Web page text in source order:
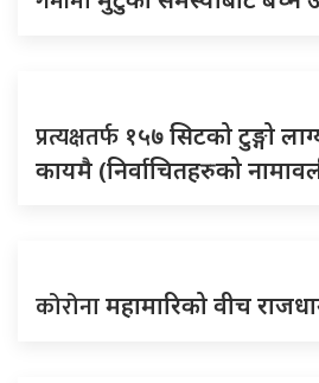
प्रत्यक्षतर्फ १५७ सिटको टुङ्गो
कायमै (निर्वाचितहरुको
कोरोनामहामारिको वीच